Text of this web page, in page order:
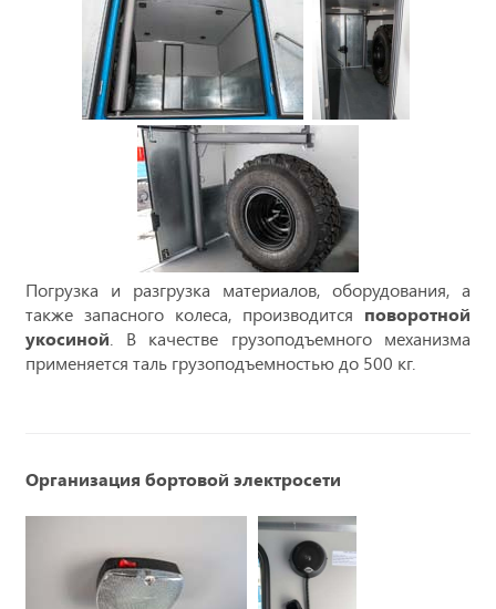
Погрузка и разгрузка материалов, оборудования, а
также запасного колеса, производится поворотной
укосиной. В качестве грузоподъемного механизма
применяется таль грузоподъемностью до 500 кг.
Организация бортовой электросети